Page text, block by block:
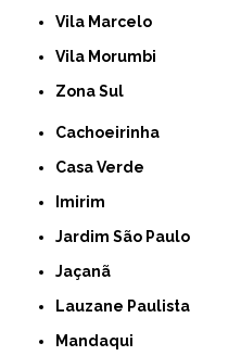
Vila Marcelo
Vila Morumbi
Zona Sul
Cachoeirinha
Casa Verde
Imirim
Jardim São Paulo
Jaçanã
Lauzane Paulista
Mandaqui